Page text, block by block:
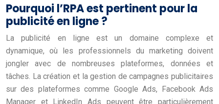
Pourquoi l’RPA est pertinent pour la
publicité en ligne ?
La publicité en ligne est un domaine complexe et
dynamique, où les professionnels du marketing doivent
jongler avec de nombreuses plateformes, données et
tâches. La création et la gestion de campagnes publicitaires
sur des plateformes comme Google Ads, Facebook Ads
Manager et LinkedIn Ads peuvent être particulièrement